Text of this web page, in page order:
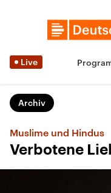
Live
Archiv
Muslime und Hindus
Verbotene